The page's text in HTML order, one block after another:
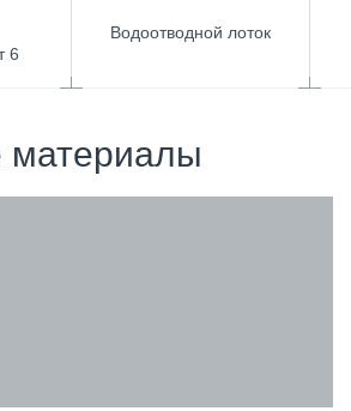
6
Водоотводной лоток
материалы